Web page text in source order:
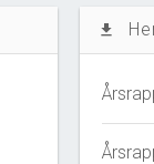
file_download